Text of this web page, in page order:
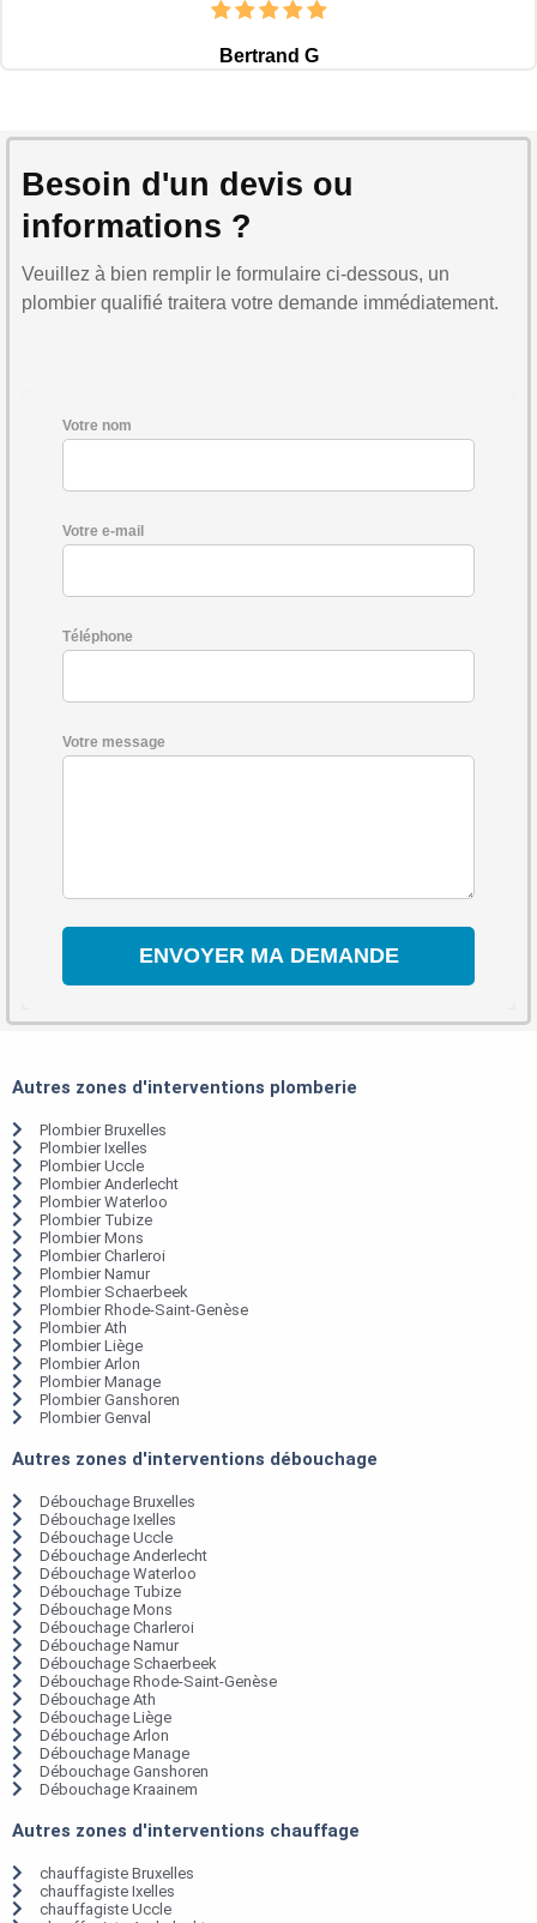
Bertrand G
Besoin d'un devis ou
informations ?
Veuillez à bien remplir le formulaire ci-dessous, un
plombier qualifié traitera votre demande immédiatement.
Votre nom
Votre e-mail
Téléphone
Votre message
Autres zones d'interventions plomberie
Plombier Bruxelles
Plombier Ixelles
Plombier Uccle
Plombier Anderlecht
Plombier Waterloo
Plombier Tubize
Plombier Mons
Plombier Charleroi
Plombier Namur
Plombier Schaerbeek
Plombier Rhode-Saint-Genèse
Plombier Ath
Plombier Liège
Plombier Arlon
Plombier Manage
Plombier Ganshoren
Plombier Genval
Autres zones d'interventions débouchage
Débouchage Bruxelles
Débouchage Ixelles
Débouchage Uccle
Débouchage Anderlecht
Débouchage Waterloo
Débouchage Tubize
Débouchage Mons
Débouchage Charleroi
Débouchage Namur
Débouchage Schaerbeek
Débouchage Rhode-Saint-Genèse
Débouchage Ath
Débouchage Liège
Débouchage Arlon
Débouchage Manage
Débouchage Ganshoren
Débouchage Kraainem
Autres zones d'interventions chauffage
chauffagiste Bruxelles
chauffagiste Ixelles
chauffagiste Uccle